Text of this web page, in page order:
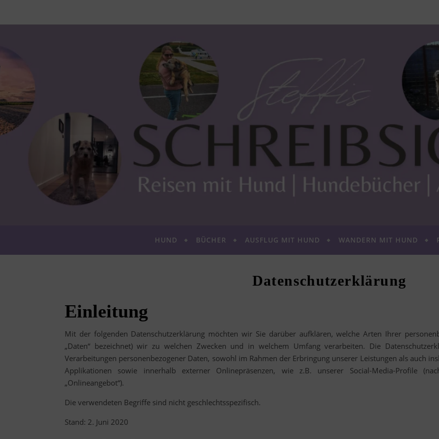
HUND BÜCHER AUSFLUG MIT HUND WANDERN MIT HUND
Datenschutzerklärung
Einleitung
Mit der folgenden Datenschutzerklärung möchten wir Sie darüber aufklären, welche Arten Ihrer
„Daten“ bezeichnet) wir zu welchen Zwecken und in welchem Umfang verarbeiten. Die
Verarbeitungen personenbezogener Daten, sowohl im Rahmen der Erbringung unserer Leistungen als auch
Applikationen sowie innerhalb externer Onlinepräsenzen, wie z.B. unserer Social-Media-Profile
„Onlineangebot“).
Die verwendeten Begriffe sind nicht geschlechtsspezifisch.
Stand: 2. Juni 2020